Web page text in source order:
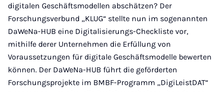
digitalen Geschäftsmodellen abschätzen? Der
Forschungsverbund „KLUG“ stellte nun im sogenannten
DaWeNa-HUB eine Digitalisierungs-Checkliste vor,
mithilfe derer Unternehmen die Erfüllung von
Voraussetzungen für digitale Geschäftsmodelle bewerten
können. Der DaWeNa-HUB führt die geförderten
Forschungsprojekte im BMBF-Programm „DigiLeistDAT“